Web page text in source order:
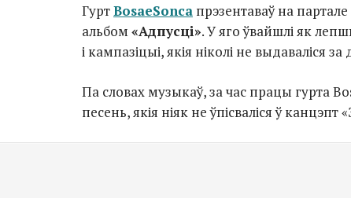
ГуртBosaeSonca прэзентаваў на партале
альбом «Адпусці». У яго ўвайшлі як
і кампазіцыі, якія ніколі не выдаваліся
Па словах музыкаў, за час працы гурта
песень, якія ніяк не ўпісваліся ў канцэпт